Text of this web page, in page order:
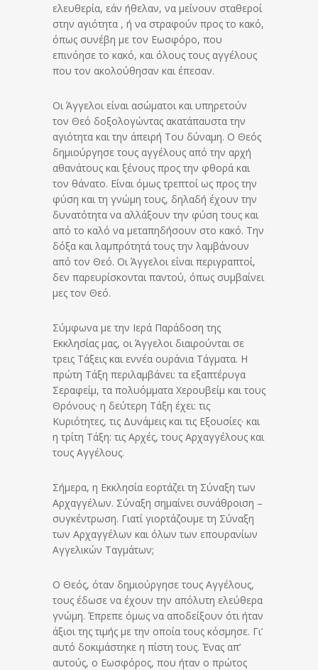
ελευθερία, εάν ήθελαν, να μείνουν σταθεροί
στην αγιότητα , ή να στραφούν προς το κακό,
όπως συνέβη με τον Εωσφόρο, που
επινόησε το κακό, και όλους τους αγγέλους
που τον ακολούθησαν και έπεσαν.
Οι Άγγελοι είναι ασώματοι και υπηρετούν
τον Θεό δοξολογώντας ακατάπαυστα την
αγιότητα και την άπειρή Του δύναμη. Ο Θεός
δημιούργησε τους αγγέλους από την αρχή
αθανάτους και ξένους προς την φθορά και
τον θάνατο. Είναι όμως τρεπτοί ως προς την
φύση και τη γνώμη τους, δηλαδή έχουν την
δυνατότητα να αλλάξουν την φύση τους και
από το καλό να μεταπηδήσουν στο κακό. Την
δόξα και λαμπρότητά τους την λαμβάνουν
από τον Θεό. Οι Άγγελοι είναι περιγραπτοί,
δεν παρευρίσκονται παντού, όπως συμβαίνει
μες τον Θεό.
Σύμφωνα με την Ιερά Παράδοση της
Εκκλησίας μας, οι Άγγελοι διαιρούνται σε
τρεις Τάξεις και εννέα ουράνια Τάγματα. Η
πρώτη Τάξη περιλαμβάνει: τα εξαπτέρυγα
Σεραφείμ, τα πολυόμματα Χερουβείμ και τους
Θρόνους· η δεύτερη Τάξη έχει: τις
Κυριότητες, τις Δυνάμεις και τις Εξουσίες· και
η τρίτη Τάξη: τις Αρχές, τους Αρχαγγέλους και
τους Αγγέλους.
Σήμερα, η Εκκλησία εορτάζει τη Σύναξη των
Αρχαγγέλων. Σύναξη σημαίνει συνάθροιση –
συγκέντρωση. Γιατί γιορτάζουμε τη Σύναξη
των Αρχαγγέλων και όλων των επουρανίων
Αγγελικών Ταγμάτων;
Ο Θεός, όταν δημιούργησε τους Αγγέλους,
τους έδωσε να έχουν την απόλυτη ελεύθερα
γνώμη. Έπρεπε όμως να αποδείξουν ότι ήταν
άξιοι της τιμής με την οποία τους κόσμησε. Γι’
αυτό δοκιμάστηκε η πίστη τους. Ένας απ’
αυτούς, ο Εωσφόρος, που ήταν ο πρώτος